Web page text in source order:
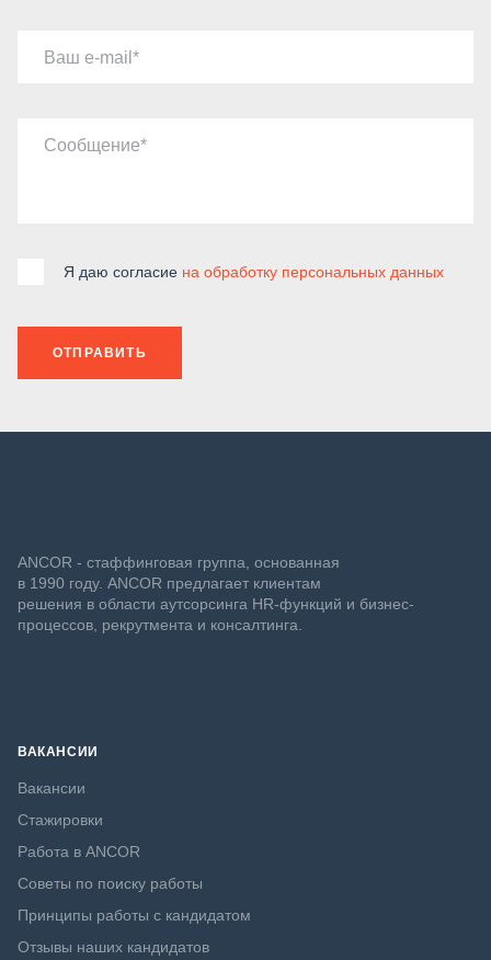
Ваш e-mail
Сообщение
Я даю согласие на обработку персональных данных
ОТПРАВИТЬ
ANCOR - стаффинговая группа, основанная
в 1990 году. ANCOR предлагает клиентам
решения в области аутсорсинга HR-функций и бизнес-
процессов, рекрутмента и консалтинга.
ВАКАНСИИ
Вакансии
Стажировки
Работа в ANCOR
Советы по поиску работы
Принципы работы с кандидатом
Отзывы наших кандидатов